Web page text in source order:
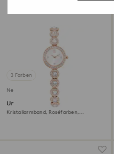
3 Farben
Neu
Una Angelic Uhr
Kristallarmband, Roséfarben,